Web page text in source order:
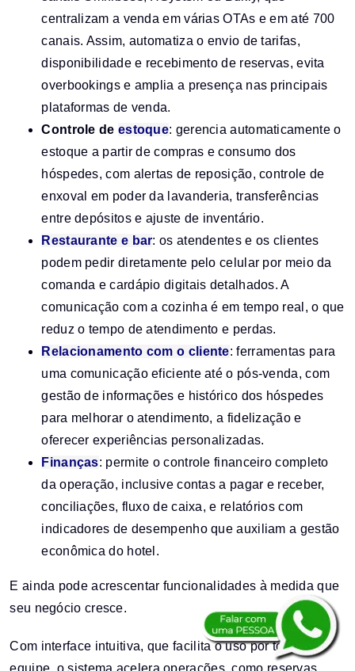
centralizam a venda em várias OTAs e em até 700
canais. Assim, automatiza o envio de tarifas,
disponibilidade e recebimento de reservas, evita
overbookings e amplia a presença nas principais
plataformas de venda.
Controle de estoque: gerencia automaticamente o
estoque a partir de compras e consumo dos
hóspedes, com alertas de reposição, controle de
enxoval em poder da lavanderia, transferências
entre depósitos e ajuste de inventário.
Restaurante e bar: os atendentes e os clientes
podem pedir diretamente pelo celular por meio da
comanda e cardápio digitais detalhados. A
comunicação com a cozinha é em tempo real, o que
reduz o tempo de atendimento e perdas.
Relacionamento com o cliente: ferramentas para
uma comunicação eficiente até o pós-venda, com
gestão de informações e histórico dos hóspedes
para melhorar o atendimento, a fidelização e
oferecer experiências personalizadas.
Finanças: permite o controle financeiro completo
da operação, inclusive contas a pagar e receber,
conciliações, fluxo de caixa, e relatórios com
indicadores de desempenho que auxiliam a gestão
econômica do hotel.
E ainda pode acrescentar funcionalidades à medida que
seu negócio cresce.
Com interface intuitiva, que facilita o uso por toda a
equipe, o sistema acelera operações, como reservas,